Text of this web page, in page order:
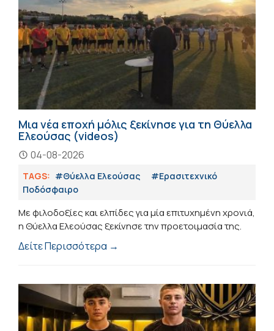
Μια νέα εποχή μόλις ξεκίνησε για τη Θύελλα
Ελεούσας (videos)
04-08-2026
TAGS: #Θύελλα Ελεούσας
#Eρασιτεχνικό
Ποδόσφαιρο
Με φιλοδοξίες και ελπίδες για μία επιτυχημένη χρονιά,
η Θύελλα Ελεούσας ξεκίνησε την προετοιμασία της.
Δείτε Περισσότερα →